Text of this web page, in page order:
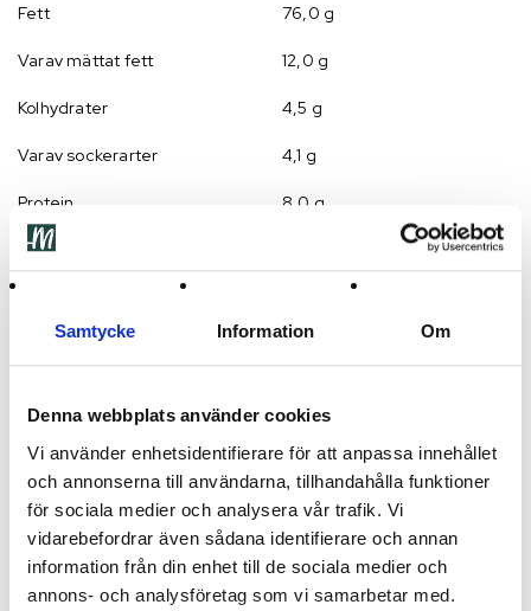
Samtycke Information Om
Denna webbplats använder cookies
Vi använder enhetsidentifierare för att anpassa innehållet
och annonserna till användarna, tillhandahålla funktioner
för sociala medier och analysera vår trafik. Vi
vidarebefordrar även sådana identifierare och annan
information från din enhet till de sociala medier och
annons- och analysföretag som vi samarbetar med.
Fett 76,0 g
Varav mättat fett 12,0 g
Kolhydrater 4,5 g
Varav sockerarter 4,1 g
Protein 8,0 g
Salt
Allergiinformation
av andranöttersamt spår avmjölk,gluten
dessa allergener förekommer i produktionsanläggningen.
Förvaring
Förvaras torrt och svalt. Förvaras i tät förpackning efter
öppning.
Hållbarhet